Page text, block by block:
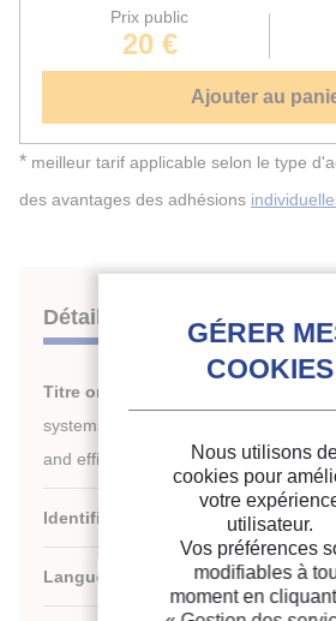
Prix public
20 €
Ajouter au
* meilleur tarif applicable selon le type
des avantages des adhésions
Détails
Titre original :
Integration of a latent
systems for heating and cooling with
and efficiency.
Identifiant de la fiche :30016381
Langues :
Nous utilisons
cookies pour
votre
utilisateur.
Vos préférences
modifiables à
moment en